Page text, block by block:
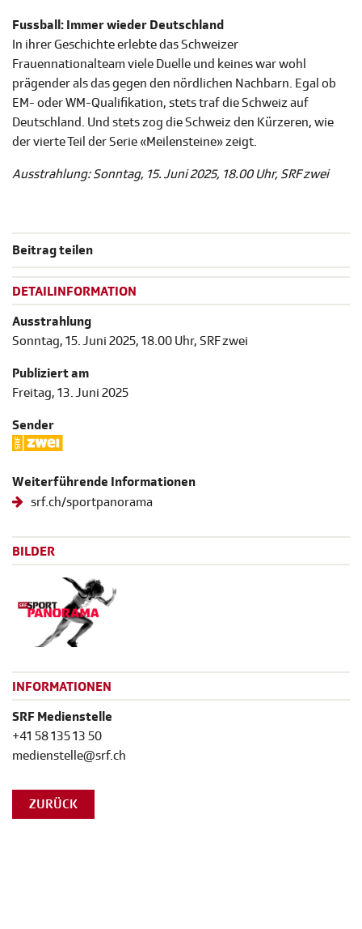
Fussball: Immer wieder Deutschland
In ihrer Geschichte erlebte das Schweizer
Frauennationalteam viele Duelle und keines war wohl
prägender als das gegen den nördlichen Nachbarn. Egal ob
EM- oder WM-Qualifikation, stets traf die Schweiz auf
Deutschland. Und stets zog die Schweiz den Kürzeren, wie
der vierte Teil der Serie «Meilensteine» zeigt.
Ausstrahlung: Sonntag, 15. Juni 2025, 18.00 Uhr, SRF zwei
Beitrag teilen
DETAILINFORMATION
Ausstrahlung
Sonntag, 15. Juni 2025, 18.00 Uhr, SRF zwei
Publiziert am
Freitag, 13. Juni 2025
Sender
Weiterführende Informationen
srf.ch/sportpanorama
BILDER
INFORMATIONEN
SRF Medienstelle
+41 58 135 13 50
medienstelle@srf.ch
ZURÜCK